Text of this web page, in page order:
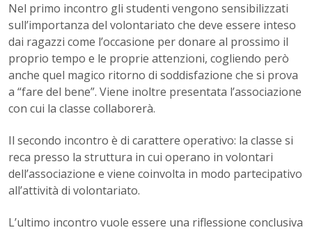
Nel primo incontro gli studenti vengono sensibilizzati
sull’importanza del volontariato che deve essere inteso
dai ragazzi come l’occasione per donare al prossimo il
proprio tempo e le proprie attenzioni, cogliendo però
anche quel magico ritorno di soddisfazione che si prova
a “fare del bene”. Viene inoltre presentata l’associazione
con cui la classe collaborerà.
Il secondo incontro è di carattere operativo: la classe si
reca presso la struttura in cui operano in volontari
dell’associazione e viene coinvolta in modo partecipativo
all’attività di volontariato.
L’ultimo incontro vuole essere una riflessione conclusiva